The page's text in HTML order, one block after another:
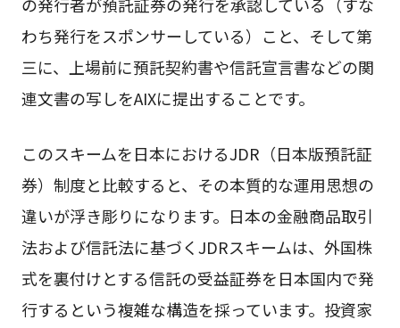
の発行者が預託証券の発行を承認している（すな
わち発行をスポンサーしている）こと、そして第
三に、上場前に預託契約書や信託宣言書などの関
連文書の写しをAIXに提出することです。
このスキームを日本におけるJDR（日本版預託証
券）制度と比較すると、その本質的な運用思想の
違いが浮き彫りになります。日本の金融商品取引
法および信託法に基づくJDRスキームは、外国株
式を裏付けとする信託の受益証券を日本国内で発
行するという複雑な構造を採っています。投資家